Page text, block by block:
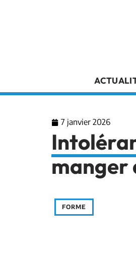
7 janvier 2026
manger
FORME